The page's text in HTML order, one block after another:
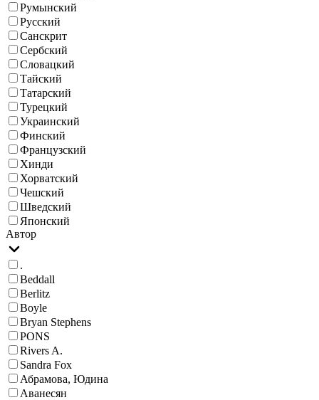
Румынский
Русский
Санскрит
Сербский
Словацкий
Тайский
Татарский
Турецкий
Украинский
Финский
Французский
Хинди
Хорватский
Чешский
Шведский
Японский
Автор
.
Beddall
Berlitz
Boyle
Bryan Stephens
PONS
Rivers A.
Sandra Fox
Абрамова, Юдина
Аванесян